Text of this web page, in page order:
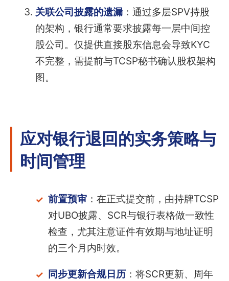
关联公司披露的遗漏：通过多层SPV持股
的架构，银行通常要求披露每一层中间控
股公司。仅提供直接股东信息会导致KYC
不完整，需提前与TCSP秘书确认股权架构
图。
应对银行退回的实务策略与
时间管理
前置预审：在正式提交前，由持牌TCSP
对UBO披露、SCR与银行表格做一致性
检查，尤其注意证件有效期与地址证明
的三个月内时效。
同步更新合规日历：将SCR更新、周年